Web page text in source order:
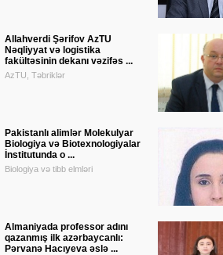
Allahverdi Şərifov AzTU
Nəqliyyat və logistika
fakültəsinin dekanı vəzifəs ...
AzTU, Təbriklər
Pakistanlı alimlər Molekulyar
Biologiya və Biotexnologiyalar
İnstitutunda o ...
Biologiya və tibb elmləri
Almaniyada professor adını
qazanmış ilk azərbaycanlı:
Pərvanə Hacıyeva əslə ...